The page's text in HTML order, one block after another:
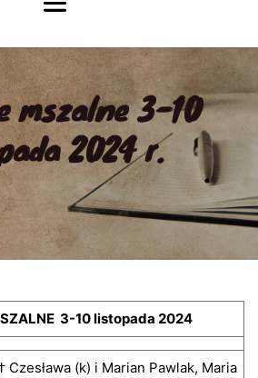
mszalne 3-10
2024 r.
3-10 listopada 2024
Czesława (k) i Marian Pawlak, Maria